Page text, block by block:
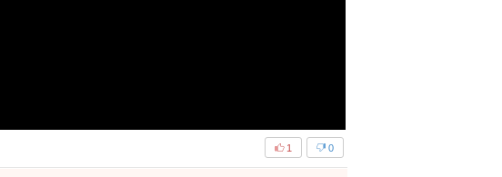
0
1